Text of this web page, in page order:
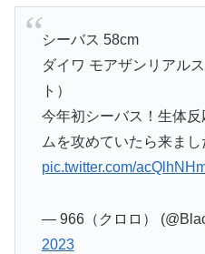
シーバス 58cm
ダイワ モアザンリアル
ト）
今年初シーバス！生体
ムを攻めていたら来まし
pic.twitter.com/
— 966（クロロ）
2023